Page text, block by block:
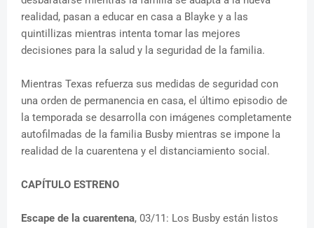
realidad, pasan a educar en casa a Blayke y a las
quintillizas mientras intenta tomar las mejores
decisiones para la salud y la seguridad de la familia.
Mientras Texas refuerza sus medidas de seguridad con
una orden de permanencia en casa, el último episodio de
la temporada se desarrolla con imágenes completamente
autofilmadas de la familia Busby mientras se impone la
realidad de la cuarentena y el distanciamiento social.
CAPÍTULO ESTRENO
Escape de la cuarentena, 03/11: Los Busby están listos